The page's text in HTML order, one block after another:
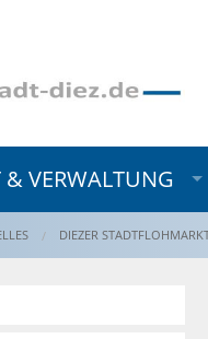
& VERWALTUNG
DIEZER